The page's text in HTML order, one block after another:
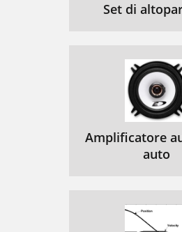
Set di
Amplificatore
auto